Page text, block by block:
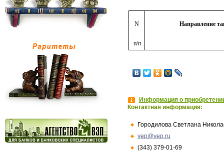
N
п/п
Направление
Информация о
Контактная информация:
Городилова Светлана
vep@vep.ru
(343) 379-01-69